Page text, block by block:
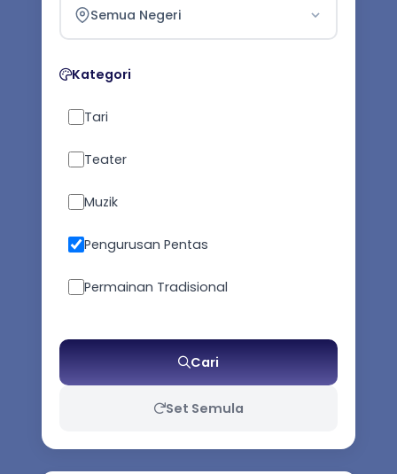
Semua Negeri
Kategori
Tari
Teater
Muzik
Pengurusan Pentas
Permainan Tradisional
Busana Tradisional / Kostum
Cari
Set Semula